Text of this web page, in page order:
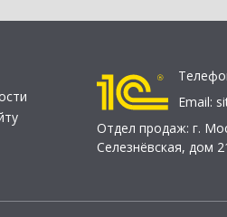
Email:
Отдел продаж: г.
Селезнёвская, дом